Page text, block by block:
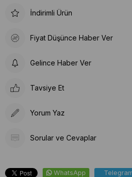
İndirimli Ürün
Fiyat Düşünce Haber Ver
Gelince Haber Ver
Tavsiye Et
Yorum Yaz
Sorular ve Cevaplar
WhatsApp